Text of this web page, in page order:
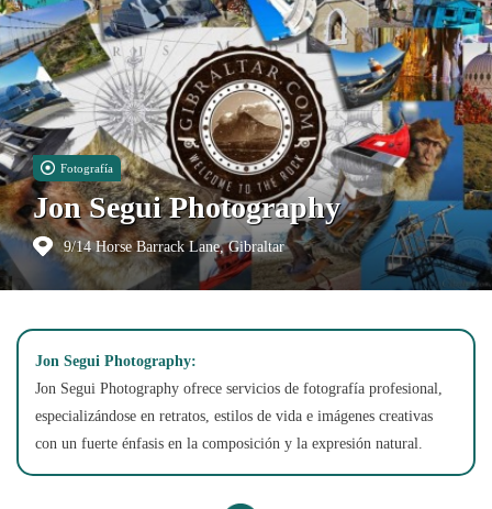
Fotografía
Jon Segui Photography
9/14 Horse Barrack Lane, Gibraltar
Jon Segui Photography:
Jon Segui Photography ofrece servicios de fotografía profesional,
especializándose en retratos, estilos de vida e imágenes creativas
con un fuerte énfasis en la composición y la expresión natural.